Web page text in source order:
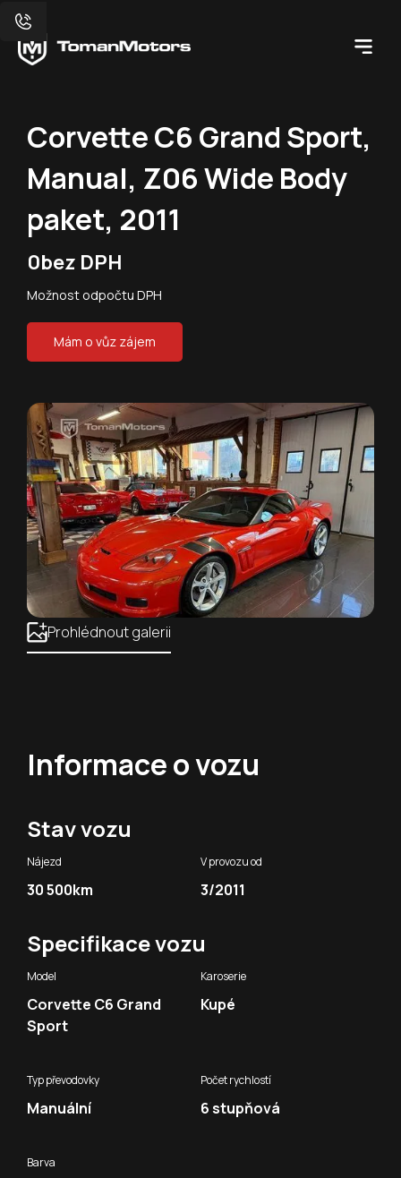
Prohlédnout galerii
Corvette C6 Grand Sport,
Manual, Z06 Wide Body
paket, 2011
0bez DPH
Možnost odpočtu DPH
Mám o vůz zájem
Informace o vozu
Stav vozu
Nájezd
30 500km
V provozu od
3/2011
Specifikace vozu
Model
Corvette C6 Grand
Sport
Karoserie
Kupé
Typ převodovky
Manuální
Počet rychlostí
6 stupňová
Barva